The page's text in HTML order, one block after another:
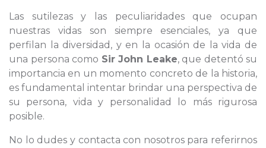
Las sutilezas y las peculiaridades que ocupan
nuestras vidas son siempre esenciales, ya que
perfilan la diversidad, y en la ocasión de la vida de
una persona como Sir John Leake, que detentó su
importancia en un momento concreto de la historia,
es fundamental intentar brindar una perspectiva de
su persona, vida y personalidad lo más rigurosa
posible.
No lo dudes y contacta con nosotros para referirnos